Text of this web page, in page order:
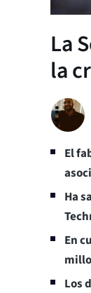
La
la
El
Ha
En
Los